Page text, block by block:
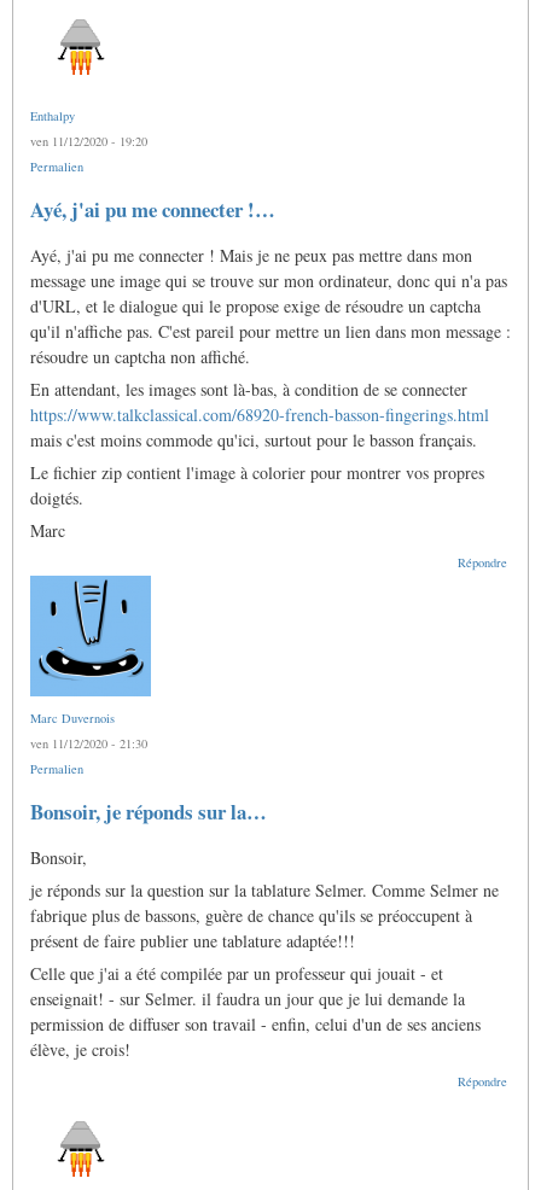
Enthalpy
ven 11/12/2020 - 19:20
Permalien
Ayé, j'ai pu me connecter !…
Ayé, j'ai pu me connecter ! Mais je ne peux pas mettre dans mon
message une image qui se trouve sur mon ordinateur, donc qui n'a pas
d'URL, et le dialogue qui le propose exige de résoudre un captcha
qu'il n'affiche pas. C'est pareil pour mettre un lien dans mon message :
résoudre un captcha non affiché.
En attendant, les images sont là-bas, à condition de se connecter
https://www.talkclassical.com/68920-french-basson-fingerings.html
mais c'est moins commode qu'ici, surtout pour le basson français.
Le fichier zip contient l'image à colorier pour montrer vos propres
doigtés.
Marc
Répondre
Marc Duvernois
ven 11/12/2020 - 21:30
Permalien
Bonsoir, je réponds sur la…
Bonsoir,
je réponds sur la question sur la tablature Selmer. Comme Selmer ne
fabrique plus de bassons, guère de chance qu'ils se préoccupent à
présent de faire publier une tablature adaptée!!!
Celle que j'ai a été compilée par un professeur qui jouait - et
enseignait! - sur Selmer. il faudra un jour que je lui demande la
permission de diffuser son travail - enfin, celui d'un de ses anciens
élève, je crois!
Répondre